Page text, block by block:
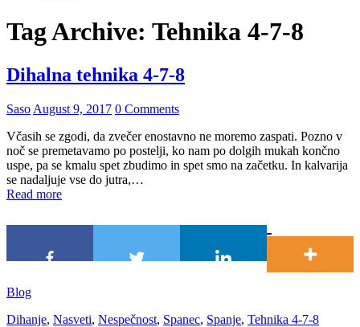
Tag Archive: Tehnika 4-7-8
Dihalna tehnika 4-7-8
Saso August 9, 2017 0 Comments
Včasih se zgodi, da zvečer enostavno ne moremo zaspati. Pozno v
noč se premetavamo po postelji, ko nam po dolgih mukah končno
uspe, pa se kmalu spet zbudimo in spet smo na začetku. In kalvarija
se nadaljuje vse do jutra,…
Read more
Blog
Dihanje, Nasveti, Nespečnost, Spanec, Spanje, Tehnika 4-7-8